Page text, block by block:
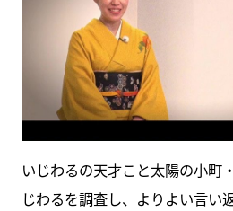
いじわるの天才こと太陽の小町
じわるを調査し、よりよい言い